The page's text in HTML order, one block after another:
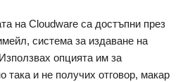
на Cloudware са достъпни през
система за издаване на
опцията им за
така и не получих отговор, макар